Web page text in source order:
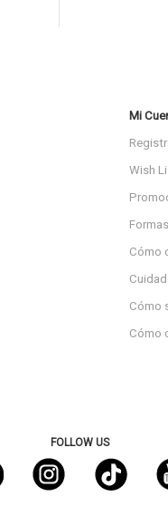
Mi
Wish
Cómo
Cómo
Cómo
FOLLOW US